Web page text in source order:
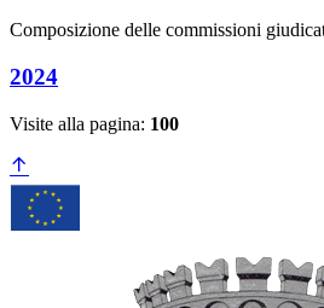
Composizione delle commissioni
2024
Visite alla pagina: 100